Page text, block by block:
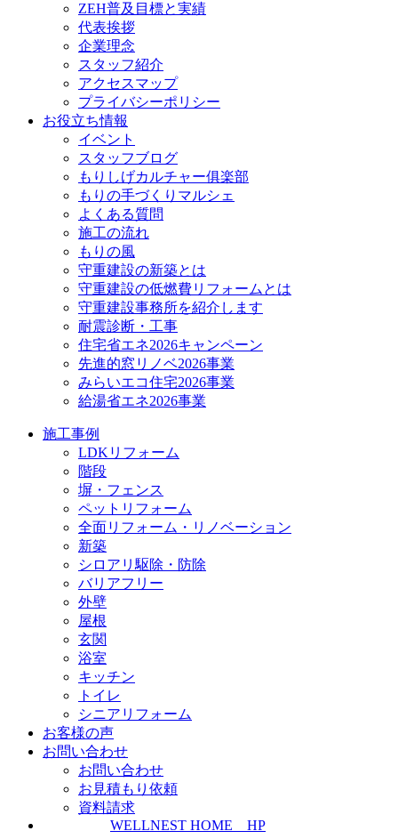
ZEH普及目標と実績
代表挨拶
企業理念
スタッフ紹介
アクセスマップ
プライバシーポリシー
お役立ち情報
イベント
スタッフブログ
もりしげカルチャー俱楽部
もりの手づくりマルシェ
よくある質問
施工の流れ
もりの風
守重建設の新築とは
守重建設の低燃費リフォームとは
守重建設事務所を紹介します
耐震診断・工事
住宅省エネ2026キャンペーン
先進的窓リノベ2026事業
みらいエコ住宅2026事業
給湯省エネ2026事業
施工事例
LDKリフォーム
階段
塀・フェンス
ペットリフォーム
全面リフォーム・リノベーション
新築
シロアリ駆除・防除
バリアフリー
外壁
屋根
玄関
浴室
キッチン
トイレ
シニアリフォーム
お客様の声
お問い合わせ
お問い合わせ
お見積もり依頼
資料請求
WELLNEST HOME HP